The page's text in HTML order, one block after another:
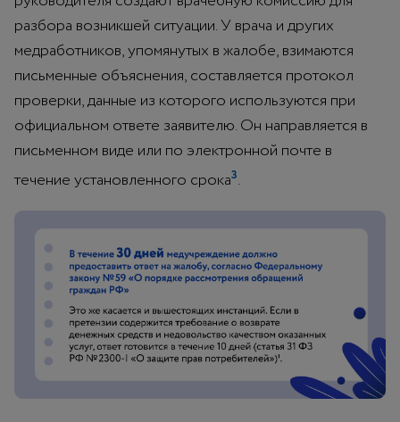
разбора возникшей ситуации. У врача и других
медработников, упомянутых в жалобе, взимаются
письменные объяснения, составляется протокол
проверки, данные из которого используются при
официальном ответе заявителю. Он направляется в
письменном виде или по электронной почте в
течение установленного срока3.